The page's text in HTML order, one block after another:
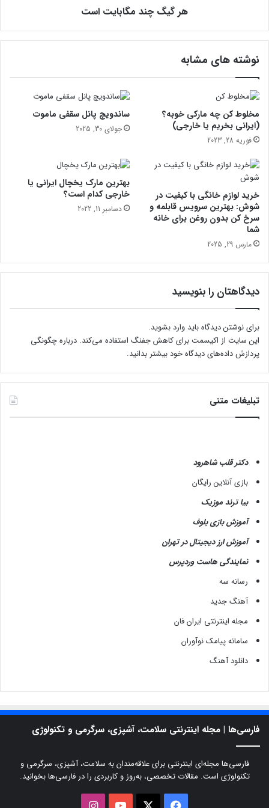
ا
د
؟
ی
ت
س
ت
هر گیگ چند مگابایت است
نوشته های مشابه
مخلوط کن چه مارکی خوبه؟
(ایرانی بخریم یا خارجی)
فوریه 28, 2023
ساندویچ پانل سقفی ماموت
جولای 30, 2025
خرید لوازم خانگی با کیفیت در
شوش: بهترین سرویس قابلمه و
سرخ کن بدون روغن برای خانه
شما
مارس 29, 2025
بهترین مارک یخچال ایرانی یا
خارجی کدام است؟
دسامبر 11, 2022
دیدگاهتان را بنویسید
برای نوشتن دیدگاه باید وارد بشوید.
این سایت از اکیسمت برای کاهش جفنگ استفاده می‌کند. درباره چگونگی
پردازش داده‌های دیدگاه خود بیشتر بدانید.
تبلیغات متنی
دکتر قلب شاهرود
بازی آنلاین رایگان
بیا ترند موزیک
آموزش بازی بلوف
آموزش ارز دیجیتال در تهران
نمایندگی هاست وردپرس
رسانه سه
آهنگ جدید
مجله اینترنتی ایران فان
سامانه پیامک نوآوران
دانلود آهنگ
فارسی‌ها | مجله اینترنتی سلامت، آشپزی، سرگرمی و تکنولوژی
فارسی‌ها مجله‌ای اینترنتی برای علاقه‌مندان به سلامت، آشپزی، سرگرمی و
تکنولوژی است. مقالات تخصصی، به‌روز و کاربردی را در فارسی‌ها بخوانید.